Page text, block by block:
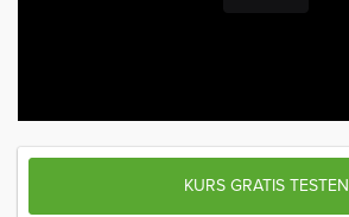
KURS GRATIS TESTEN